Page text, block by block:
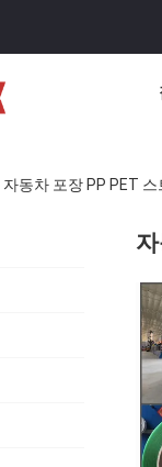
자동차 포장 PP PET